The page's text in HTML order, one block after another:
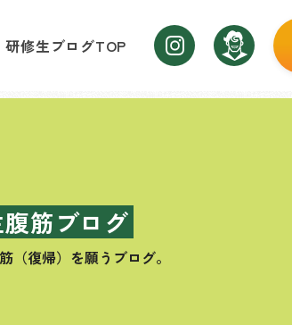
研修生ブログTOP
筋ブログ
（復帰）を願うブログ。